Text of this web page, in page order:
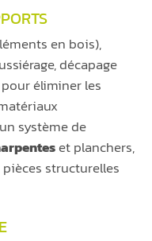
en bois),
décapage
éliminer les
système de
et planchers,
structurelles